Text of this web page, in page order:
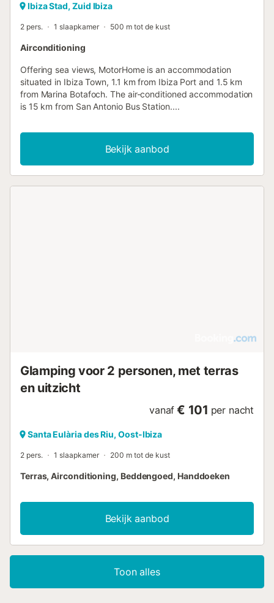
Ibiza Stad, Zuid Ibiza
2 pers. 1 slaapkamer 500 m tot de kust
Airconditioning
Offering sea views, MotorHome is an accommodation
situated in Ibiza Town, 1.1 km from Ibiza Port and 1.5 km
from Marina Botafoch. The air-conditioned accommodation
is 15 km from San Antonio Bus Station....
Bekijk aanbod
Glamping voor 2 personen, met terras
en uitzicht
vanaf € 101 per nacht
Santa Eulària des Riu, Oost-Ibiza
2 pers. 1 slaapkamer 200 m tot de kust
Terras, Airconditioning, Beddengoed, Handdoeken
Bekijk aanbod
Toon alles